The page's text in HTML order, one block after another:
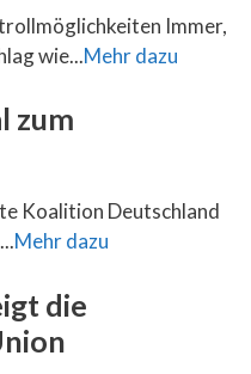
Immer,
wie...Mehr dazu
zum
Koalition Deutschland
Mehr dazu
die